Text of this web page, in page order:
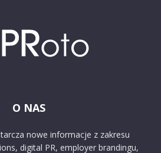
O NAS
nowe informacje z zakresu
digital PR, employer brandingu,